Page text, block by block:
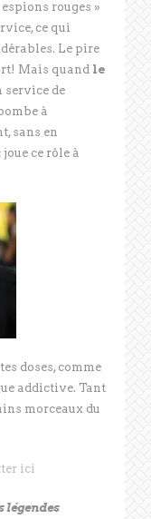
rouges »
ce qui
Le pire
Mais quand le
service de
à
sans en
ce rôle à
doses, comme
addictive. Tant
morceaux du
ici
légendes